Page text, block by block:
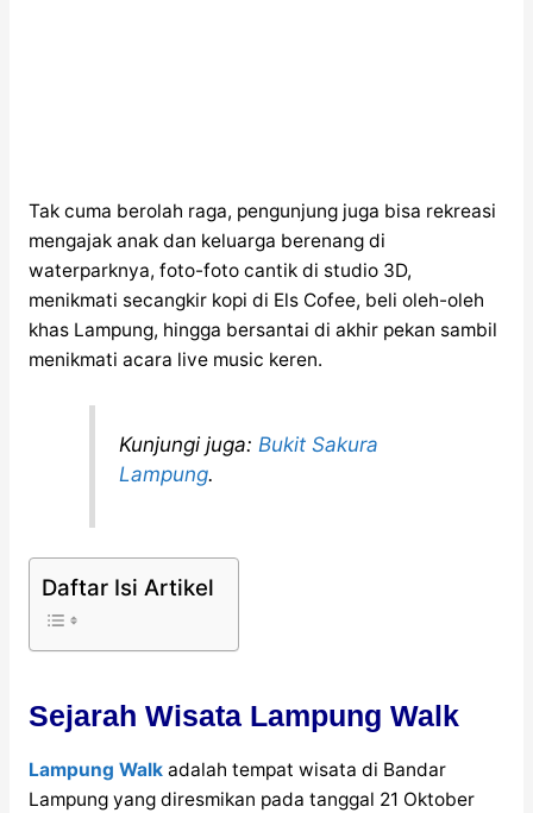
Tak cuma berolah raga, pengunjung juga bisa rekreasi
mengajak anak dan keluarga berenang di
waterparknya, foto-foto cantik di studio 3D,
menikmati secangkir kopi di Els Cofee, beli oleh-oleh
khas Lampung, hingga bersantai di akhir pekan sambil
menikmati acara live music keren.
Kunjungi juga:Bukit Sakura
Lampung.
Daftar Isi Artikel
Sejarah Wisata Lampung Walk
Lampung Walk adalah tempat wisata di Bandar
Lampung yang diresmikan pada tanggal 21 Oktober